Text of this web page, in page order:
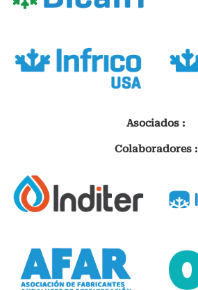
Asociados :
Colaboradores :